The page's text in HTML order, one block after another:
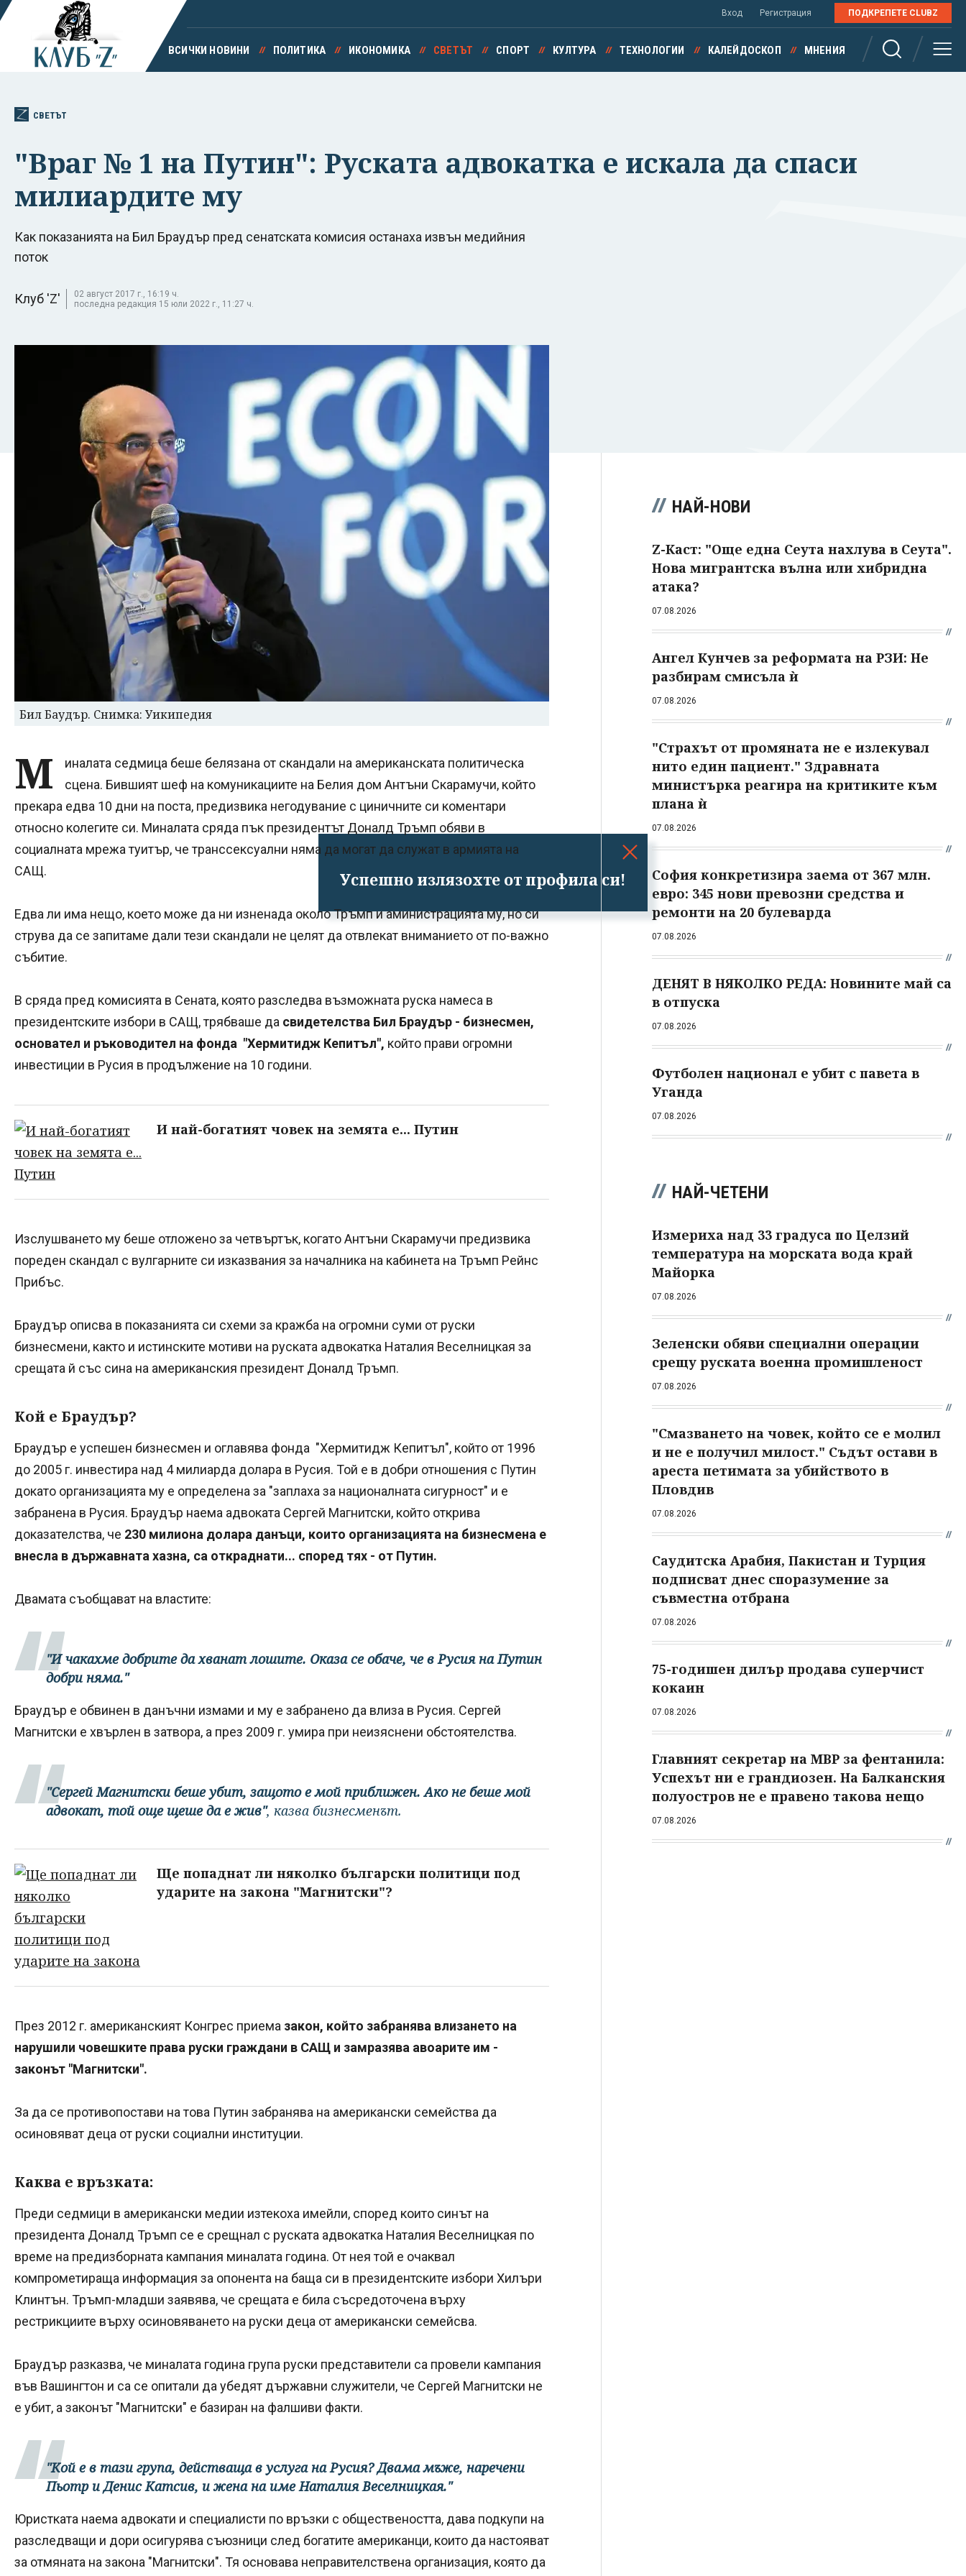
Успешно излязохте от профила си!
Вход Регистрация ПОДКРЕПЕТЕ CLUBZ
ВСИЧКИ НОВИНИ ПОЛИТИКА ИКОНОМИКА СВЕТЪТ СПОРТ КУЛТУРА ТЕХНОЛОГИИ КАЛЕЙДОСКОП МНЕНИЯ
СВЕТЪТ
"Враг № 1 на Путин": Руската адвокатка е искала да спаси
милиардите му
Как показанията на Бил Браудър пред сенатската комисия останаха извън медийния
поток
Клуб 'Z'
02 август 2017 г., 16:19 ч.
последна редакция 15 юли 2022 г., 11:27 ч.
Бил Баудър. Снимка: Уикипедия
М
иналата седмица беше белязана от скандали на американската политическа
сцена. Бившият шеф на комуникациите на Белия дом Антъни Скарамучи, който
прекара едва 10 дни на поста, предизвика негодувание с циничните си коментари
относно колегите си. Миналата сряда пък президентът Доналд Тръмп обяви в
социалната мрежа туитър, че транссексуални няма да могат да служат в армията на
САЩ.
Едва ли има нещо, което може да ни изненада около Тръмп и аминистрацията му, но си
струва да се запитаме дали тези скандали не целят да отвлекат вниманието от по-важно
събитие.
В сряда пред комисията в Сената, която разследва възможната руска намеса в
президентските избори в САЩ, трябваше да свидетелства Бил Браудър - бизнесмен,
основател и ръководител на фонда "Хермитидж Кепитъл", който прави огромни
инвестиции в Русия в продължение на 10 години.
И най-богатият човек на земята е... Путин
Изслушването му беше отложено за четвъртък, когато Антъни Скарамучи предизвика
пореден скандал с вулгарните си изказвания за началника на кабинета на Тръмп Рейнс
Прибъс.
Браудър описва в показанията си схеми за кражба на огромни суми от руски
бизнесмени, както и истинските мотиви на руската адвокатка Наталия Веселницкая за
срещата й със сина на американския президент Доналд Тръмп.
Кой е Браудър?
Браудър е успешен бизнесмен и оглавява фонда "Хермитидж Кепитъл", който от 1996
до 2005 г. инвестира над 4 милиарда долара в Русия. Той е в добри отношения с Путин
докато организацията му е определена за "заплаха за националната сигурност" и е
забранена в Русия. Браудър наема адвоката Сергей Магнитски, който открива
доказателства, че 230 милиона долара данъци, които организацията на бизнесмена е
внесла в държавната хазна, са откраднати... според тях - от Путин.
Двамата съобщават на властите:
"И чакахме добрите да хванат лошите. Оказа се обаче, че в Русия на Путин
добри няма."
Браудър е обвинен в данъчни измами и му е забранено да влиза в Русия. Сергей
Магнитски е хвърлен в затвора, а през 2009 г. умира при неизяснени обстоятелства.
"Сергей Магнитски беше убит, защото е мой приближен. Ако не беше мой
адвокат, той още щеше да е жив", казва бизнесменът.
Ще попаднат ли няколко български политици под
ударите на закона "Магнитски"?
През 2012 г. американският Конгрес приема закон, който забранява влизането на
нарушили човешките права руски граждани в САЩ и замразява авоарите им -
законът "Магнитски".
За да се противопостави на това Путин забранява на американски семейства да
осиновяват деца от руски социални институции.
Каква е връзката:
Преди седмици в американски медии изтекоха имейли, според които синът на
президента Доналд Тръмп се е срещнал с руската адвокатка Наталия Веселницкая по
време на предизборната кампания миналата година. От нея той е очаквал
компрометираща информация за опонента на баща си в президентските избори Хилъри
Клинтън. Тръмп-младши заявява, че срещата е била съсредоточена върху
рестрикциите върху осиновяването на руски деца от американски семейсва.
Браудър разказва, че миналата година група руски представители са провели кампания
във Вашингтон и са се опитали да убедят държавни служители, че Сергей Магнитски не
е убит, а законът "Магнитски" е базиран на фалшиви факти.
"Кой е в тази група, действаща в услуга на Русия? Двама мъже, наречени
Пьотр и Денис Катсив, и жена на име Наталия Веселницкая."
Юристката наема адвокати и специалисти по връзки с обществеността, дава подкупи на
разследващи и дори осигурява съюзници след богатите американци, които да настояват
за отмяната на закона "Магнитски". Тя основава неправителствена организация, която да
НАЙ-НОВИ
Z-Каст: "Още една Сеута нахлува в Сеута".
Нова мигрантска вълна или хибридна
атака?
07.08.2026
Ангел Кунчев за реформата на РЗИ: Не
разбирам смисъла ѝ
07.08.2026
"Страхът от промяната не е излекувал
нито един пациент." Здравната
министърка реагира на критиките към
плана ѝ
07.08.2026
София конкретизира заема от 367 млн.
евро: 345 нови превозни средства и
ремонти на 20 булеварда
07.08.2026
ДЕНЯТ В НЯКОЛКО РЕДА: Новините май са
в отпуска
07.08.2026
Футболен национал е убит с павета в
Уганда
07.08.2026
НАЙ-ЧЕТЕНИ
Измериха над 33 градуса по Целзий
температура на морската вода край
Майорка
07.08.2026
Зеленски обяви специални операции
срещу руската военна промишленост
07.08.2026
"Смазването на човек, който се е молил
и не е получил милост." Съдът остави в
ареста петимата за убийството в
Пловдив
07.08.2026
Саудитска Арабия, Пакистан и Турция
подписват днес споразумение за
съвместна отбрана
07.08.2026
75-годишен дилър продава суперчист
кокаин
07.08.2026
Главният секретар на МВР за фентанила:
Успехът ни е грандиозен. На Балканския
полуостров не е правено такова нещо
07.08.2026